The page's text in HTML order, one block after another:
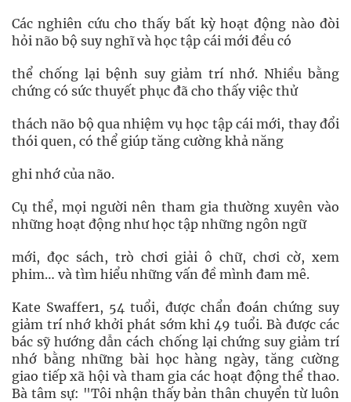
Các nghiên cứu cho thấy bất kỳ hoạt động nào đòi
hỏi não bộ suy nghĩ và học tập cái mới đều có
thể chống lại bệnh suy giảm trí nhớ. Nhiều bằng
chứng có sức thuyết phục đã cho thấy việc thử
thách não bộ qua nhiệm vụ học tập cái mới, thay đổi
thói quen, có thể giúp tăng cường khả năng
ghi nhớ của não.
Cụ thể, mọi người nên tham gia thường xuyên vào
những hoạt động như học tập những ngôn ngữ
mới, đọc sách, trò chơi giải ô chữ, chơi cờ, xem
phim… và tìm hiểu những vấn đề mình đam mê.
Kate Swaffer1, 54 tuổi, được chẩn đoán chứng suy
giảm trí nhớ khởi phát sớm khi 49 tuổi. Bà được các
bác sỹ hướng dẫn cách chống lại chứng suy giảm trí
nhớ bằng những bài học hàng ngày, tăng cường
giao tiếp xã hội và tham gia các hoạt động thể thao.
Bà tâm sự: "Tôi nhận thấy bản thân chuyển từ luôn